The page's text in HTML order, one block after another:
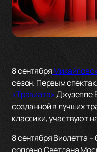
8 сентября
сезон. Первым
«Травиата»Джузеппе
созданной в лучших
классики, участвуют
8 сентября Виолетта
сопрано Светлана